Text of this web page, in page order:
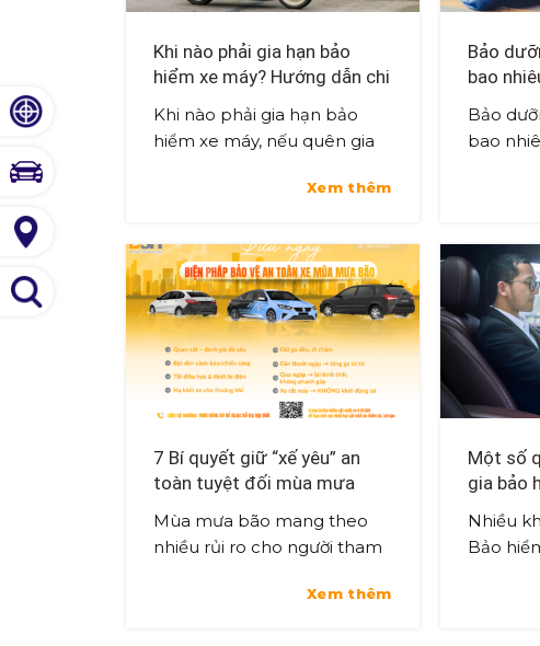
Khi nào phải gia hạn bảo
hiểm xe máy? Hướng dẫn chi
tiết cho bạn
Khi nào phải gia hạn bảo
hiểm xe máy, nếu quên gia
Cùng tìm hiểu chi tiết để
luật và trọ...
Xem thêm
Bảo
bao
Bảo
bao
mốc
7 Bí quyết giữ “xế yêu” an
toàn tuyệt đối mùa mưa
Mùa mưa bão mang theo
nhiều rủi ro cho người tham
ô tô khi đi qua những đoạn
Xem thêm
Một số
gia bảo
Nhiều
Bảo
quyền